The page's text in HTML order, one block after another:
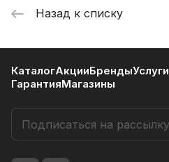
Назад к списку
КаталогАкцииБрендыУслуги
ГарантияМагазины